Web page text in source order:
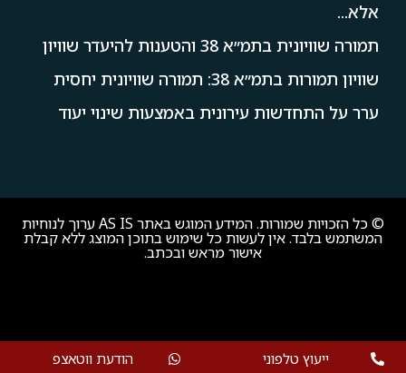
אלא...
תמורה שוויונית בתמ״א 38 והטענות להיעדר שוויון
שוויון תמורות בתמ״א 38: תמורה שוויונית יחסית
ערר על התחדשות עירונית באמצעות שינוי יעוד
© כל הזכויות שמורות. המידע המוגש באתר AS IS ערוך לנוחיות
המשתמש בלבד. אין לעשות כל שימוש בתוכן המוצג ללא קבלת
אישור מראש ובכתב.
ייעוץ טלפוני הודעת ווטאצפ